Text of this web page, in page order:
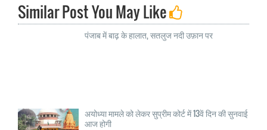
Similar Post You May Like
पंजाब में बाढ़ के हालात, सतलुज नदी उफ़ान पर
अयोध्या मामले को लेकर सुप्रीम कोर्ट में 13वें दिन की सुनवाई
आज होगी